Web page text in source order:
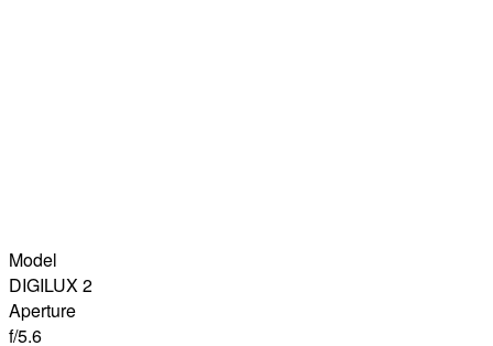
Model
DIGILUX 2
Aperture
f/5.6